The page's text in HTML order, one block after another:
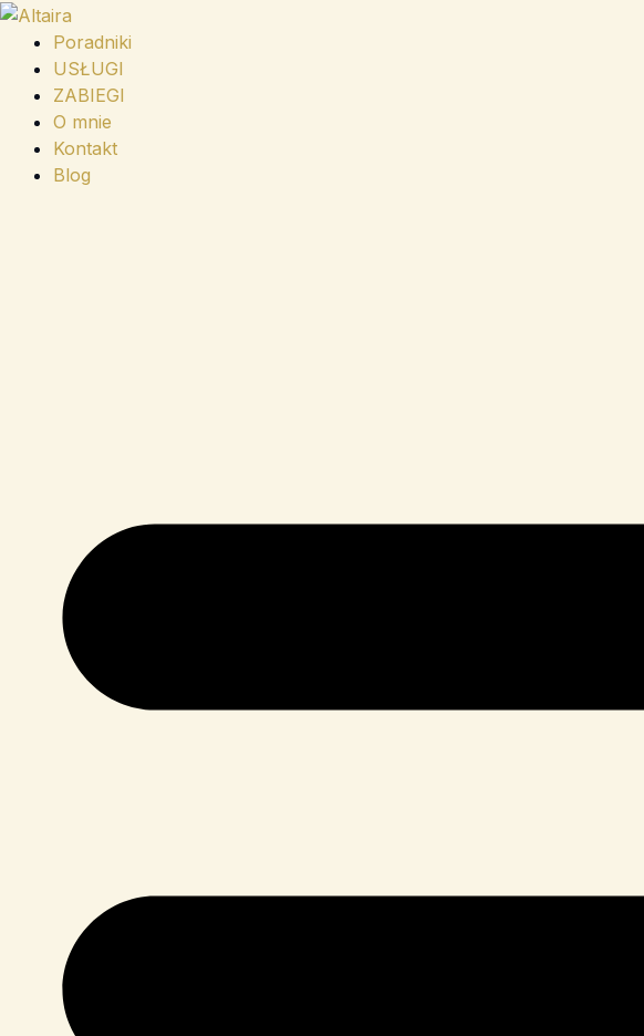
Przejdź
treści
Poradniki
USŁUGI
ZABIEGI
O mnie
Kontakt
Blog